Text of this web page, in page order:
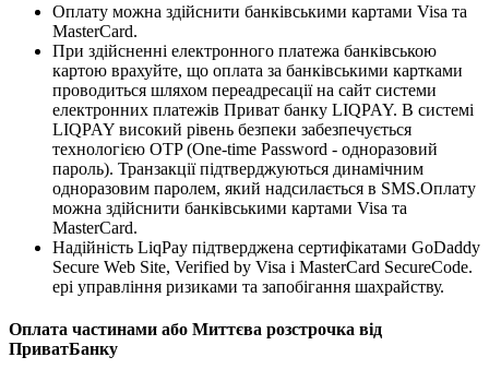
Оплату можна здійснити банківськими картами Visa та
MasterCard.
При здійсненні електронного платежа банківською
картою врахуйте, що оплата за банківськими картками
проводиться шляхом переадресації на сайт системи
електронних платежів Приват банку LIQPAY. В системі
LIQPAY високий рівень безпеки забезпечується
технологією OTP (One-time Password - одноразовий
пароль). Транзакції підтверджуються динамічним
одноразовим паролем, який надсилається в SMS.Оплату
можна здійснити банківськими картами Visa та
MasterCard.
Надійність LiqPay підтверджена сертифікатами GoDaddy
Secure Web Site, Verified by Visa і MasterCard SecureCode.
ері управління ризиками та запобігання шахрайству.
Оплата частинами або Миттєва розстрочка від
ПриватБанку